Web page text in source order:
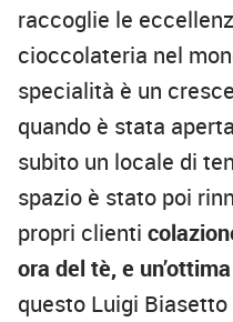
raccoglie le
cioccolateria nel
specialità è un
quando è stata
subito un locale di
spazio è stato poi
propri clienti
ora del tè, e
questo Luigi